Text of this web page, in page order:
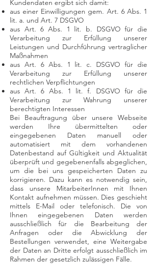
Kundendaten ergibt sich damit:
aus einer Einwilligungen gem. Art. 6 Abs. 1
lit. a. und Art. 7 DSGVO
aus Art. 6 Abs. 1 lit. b. DSGVO für die
Verarbeitung zur Erfüllung unserer
Leistungen und Durchführung vertraglicher
Maßnahmen
aus Art. 6 Abs. 1 lit. c. DSGVO für die
Verarbeitung zur Erfüllung unserer
rechtlichen Verpflichtungen
aus Art. 6 Abs. 1 lit. f. DSGVO für die
Verarbeitung zur Wahrung unserer
berechtigten Interessen
Bei Beauftragung über unsere Webseite
werden Ihre übermittelten oder
eingegebenen Daten manuell oder
automatisiert mit dem vorhandenen
Datenbestand auf Gültigkeit und Aktualität
überprüft und gegebenenfalls abgeglichen,
um die bei uns gespeicherten Daten zu
korrigieren. Dazu kann es notwendig sein,
dass unsere MitarbeiterInnen mit Ihnen
Kontakt aufnehmen müssen. Dies geschieht
mittels E-Mail oder telefonisch. Die von
Ihnen eingegebenen Daten werden
ausschließlich für die Bearbeitung der
Anfragen oder die Abwicklung der
Bestellungen verwendet, eine Weitergabe
der Daten an Dritte erfolgt ausschließlich im
Rahmen der gesetzlich zulässigen Fälle.